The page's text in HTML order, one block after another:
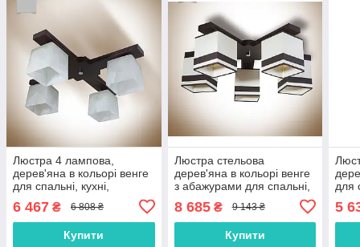
Люстра 4 лампова,
дерев'яна в кольорі венге
для спальні, кухні,
6 467 ₴ 6 808 ₴
Купити
Люстра стельова
дерев'яна в кольорі венге
з абажурами для спальні,
8 685₴ 9 143 ₴
Купити
для
5